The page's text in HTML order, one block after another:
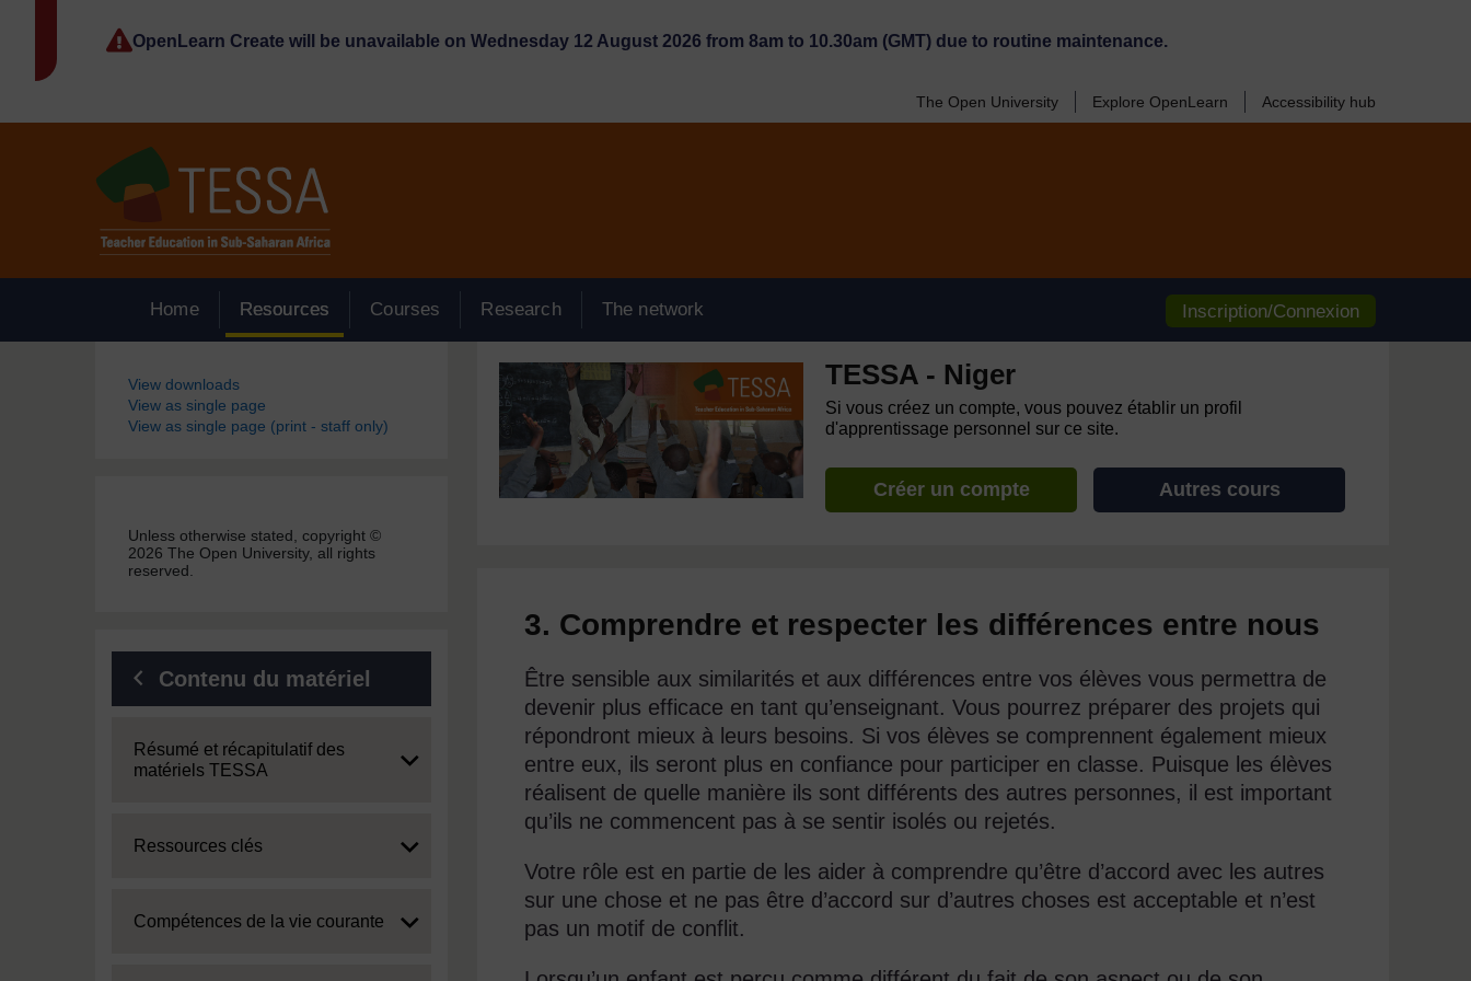
OpenLearn Create will be unavailable on Wednesday 12 August 2026 from 8am to 10.30am (GMT) due to routine maintenance.
The Open University Explore OpenLearn Accessibility hub
Home Resources Courses Research The network Inscription/Connexion
Blocs
View downloads
View as single page
View as single page (print - staff only)
Unless otherwise stated, copyright ©
2026 The Open University, all rights
reserved.
Contenu du matériel
Expand
Résumé et récapitulatif des
matériels TESSA
Expand
Ressources clés
Expand
Compétences de la vie courante
TESSA - Niger
Si vous créez un compte, vous pouvez établir un profil
d'apprentissage personnel sur ce site.
Créer un compte Autres cours
3. Comprendre et respecter les différences entre nous
Être sensible aux similarités et aux différences entre vos élèves vous permettra de
devenir plus efficace en tant qu’enseignant. Vous pourrez préparer des projets qui
répondront mieux à leurs besoins. Si vos élèves se comprennent également mieux
entre eux, ils seront plus en confiance pour participer en classe. Puisque les élèves
réalisent de quelle manière ils sont différents des autres personnes, il est important
qu’ils ne commencent pas à se sentir isolés ou rejetés.
Votre rôle est en partie de les aider à comprendre qu’être d’accord avec les autres
sur une chose et ne pas être d’accord sur d’autres choses est acceptable et n’est
pas un motif de conflit.